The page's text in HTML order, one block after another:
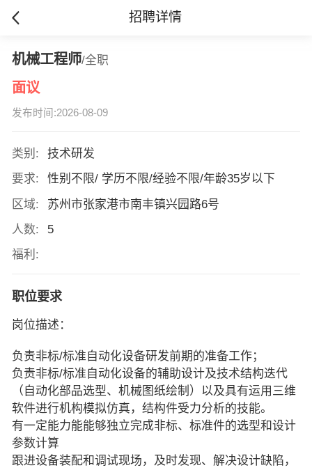
招聘详情
机械工程师/全职
面议
发布时间:2026-08-09
类别:
技术研发
要求:
性别不限/ 学历不限/经验不限/年龄35岁以下
区域:
苏州市张家港市南丰镇兴园路6号
人数:
5
福利:
职位要求
岗位描述：
负责非标/标准自动化设备研发前期的准备工作；
负责非标/标准自动化设备的辅助设计及技术结构迭代
（自动化部品选型、机械图纸绘制）以及具有运用三维
软件进行机构模拟仿真，结构件受力分析的技能。
有一定能力能能够独立完成非标、标准件的选型和设计
参数计算
跟进设备装配和调试现场，及时发现、解决设计缺陷，